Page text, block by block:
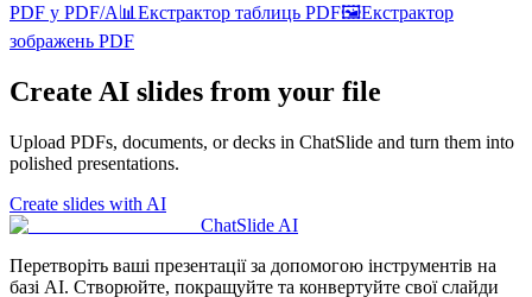
PDF у PDF/A📊 Екстрактор таблиць PDF🖼️Екстрактор
зображень PDF
Create AI slides from your file
Upload PDFs, documents, or decks in ChatSlide and turn them into
polished presentations.
Create slides with AI
ChatSlide AI
Перетворіть ваші презентації за допомогою інструментів на
базі AI. Створюйте, покращуйте та конвертуйте свої слайди